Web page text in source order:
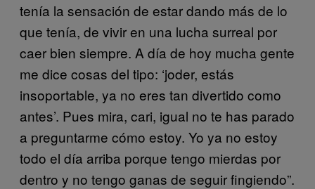
tenía la sensación de estar dando más de lo
que tenía, de vivir en una lucha surreal por
caer bien siempre. A día de hoy mucha gente
me dice cosas del tipo: ‘joder, estás
insoportable, ya no eres tan divertido como
antes’. Pues mira, cari, igual no te has parado
a preguntarme cómo estoy. Yo ya no estoy
todo el día arriba porque tengo mierdas por
dentro y no tengo ganas de seguir fingiendo”.